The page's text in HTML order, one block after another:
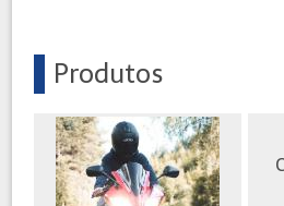
Produtos